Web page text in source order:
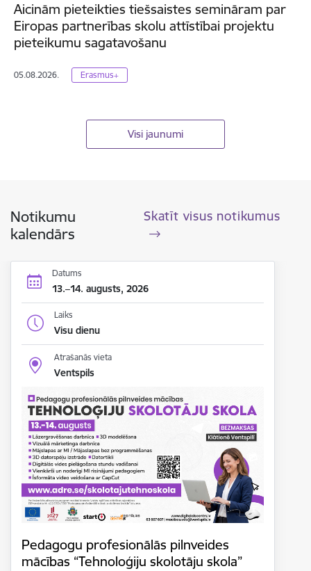
Aicinām pieteikties tiešsaistes semināram par
Eiropas partnerības skolu attīstībai projektu
pieteikumu sagatavošanu
05.08.2026. Erasmus+
Visi jaunumi
Notikumu
kalendārs
Skatīt visus notikumus
Datums
13.–14. augusts, 2026
Laiks
Visu dienu
Atrašanās vieta
Ventspils
Pedagogu profesionālās pilnveides
mācības “Tehnoloģiju skolotāju skola”